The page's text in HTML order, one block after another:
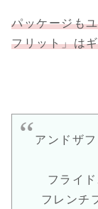
パッケージも
フリット」は
アンドザ
フライ
フレンチ